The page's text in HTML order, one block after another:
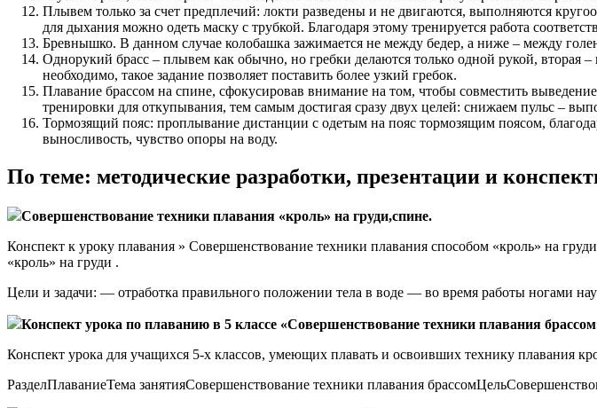
Плывем только за счет предплечий: локти разведены и не двигаются, выполняются
для дыхания можно одеть маску с трубкой. Благодаря этому тренируется работа
Бревнышко. В данном случае колобашка зажимается не между бедер, а ниже – между
Однорукий брасс – плывем как обычно, но гребки делаются только одной рукой, вторая
необходимо, такое задание позволяет поставить более узкий гребок.
Плавание брассом на спине, сфокусировав внимание на том, чтобы совместить
тренировки для откупывания, тем самым достигая сразу двух целей: снижаем пульс –
Тормозящий пояс: проплывание дистанции с одетым на пояс тормозящим поясом,
выносливость, чувство опоры на воду.
По теме: методические разработки, презентации и
Совершенствование техники плавания «кроль» на груди,спине.
Конспект к уроку плавания » Совершенствование техники плавания способом «кроль» на
«кроль» на груди .
Цели и задачи: — отработка правильного положении тела в воде — во время работы ногами
Конспект урока по плаванию в 5 классе «Совершенствование техники плавания
Конспект урока для учащихся 5-х классов, умеющих плавать и освоивших технику плавания
РазделПлаваниеТема занятияСовершенствование техники плавания